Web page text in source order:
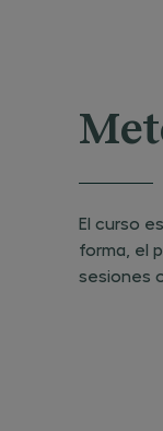
El curso
forma, el
sesiones